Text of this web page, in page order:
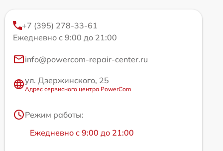
+7 (395) 278-33-61
Ежедневно с 9:00 до 21:00
info@powercom-repair-center.ru
ул. Дзержинского, 25
Адрес сервисного центра PowerCom
Режим работы:
Ежедневно с 9:00 до 21:00